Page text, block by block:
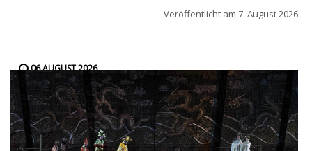
Veröffentlicht am 7. August 2026
06 AUGUST 2026